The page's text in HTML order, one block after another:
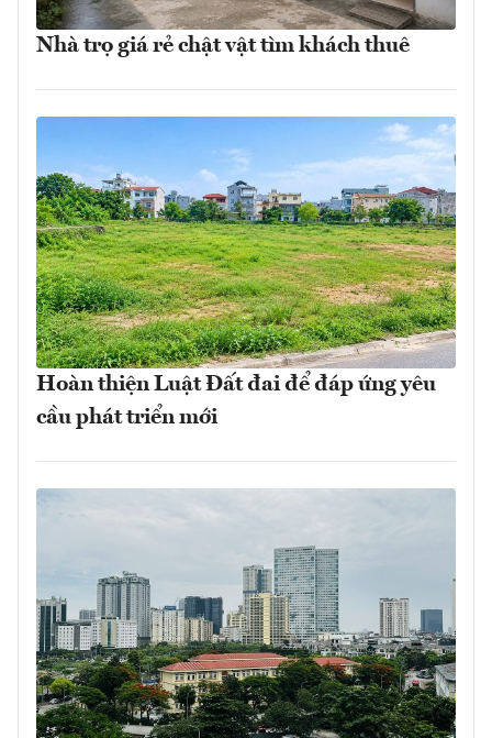
Nhà trọ giá rẻ chật vật tìm khách thuê
Hoàn thiện Luật Đất đai để đáp ứng yêu
cầu phát triển mới